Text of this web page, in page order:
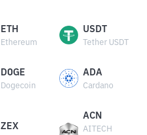
ETH
Ethereum
USDT
Tether USDT
DOGE
Dogecoin
ADA
Cardano
ZEX
ACN
AITECH